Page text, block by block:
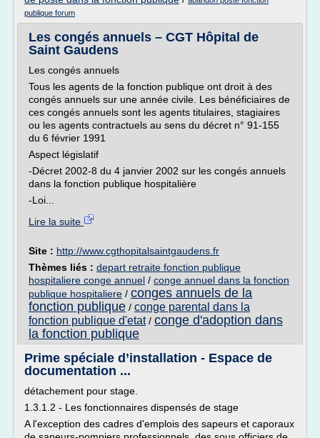
publique forum
Les congés annuels – CGT Hôpital de
Saint Gaudens
Les congés annuels
Tous les agents de la fonction publique ont droit à des
congés annuels sur une année civile. Les bénéficiaires de
ces congés annuels sont les agents titulaires, stagiaires
ou les agents contractuels au sens du décret n° 91-155
du 6 février 1991
Aspect législatif
-Décret 2002-8 du 4 janvier 2002 sur les congés annuels
dans la fonction publique hospitalière
-Loi...
Lire la suite
Site : http://www.cgthopitalsaintgaudens.fr
Thèmes liés : depart retraite fonction publique
hospitaliere conge annuel / conge annuel dans la fonction
publique hospitaliere / conges annuels de la
fonction publique / conge parental dans la
fonction publique d'etat/ conge d'adoption dans
la fonction publique
Prime spéciale d’installation - Espace de
documentation ...
détachement pour stage.
1.3.1.2 - Les fonctionnaires dispensés de stage
A l'exception des cadres d'emplois des sapeurs et caporaux